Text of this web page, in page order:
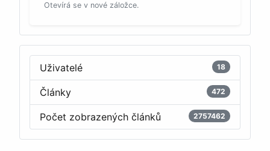
Otevírá se v nové záložce.
Uživatelé 18
Články 472
Počet zobrazených článků 2757462